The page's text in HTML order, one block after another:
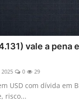
vale a pena
2025 0 29
USD com dívida em
risco...